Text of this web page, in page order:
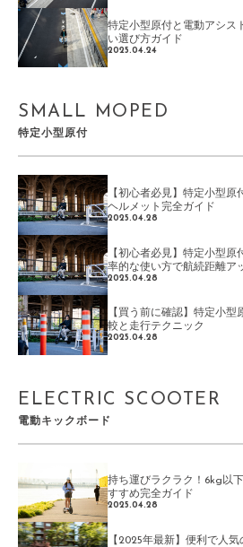
特定小型原付と電動アシス
い選び方ガイド
2025.04.24
SMALL MOPED
特定小型原付
【初心者必見】特定小型
ヘルメット完全ガイド
2025.04.28
【初心者必見】特定小型
率的な使い方で航続距離ア
2025.04.28
【買う前に確認】特定小
較と走行テクニック
2025.04.28
ELECTRIC SCOOTER
電動キックボード
持ち運びラクラク！6kg以
すすめ完全ガイド
2025.04.28
【2025年最新】便利で人